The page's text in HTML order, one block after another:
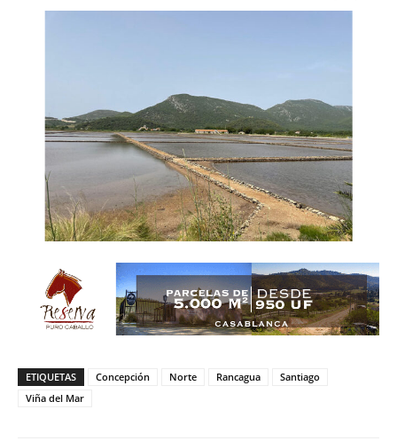
ETIQUETAS Concepción Norte Rancagua
Santiago
Viña del Mar